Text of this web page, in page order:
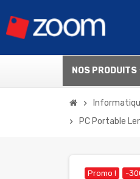
NOS PRODUITS
chevron_right
chevron_right PC Portable
Promo ! -